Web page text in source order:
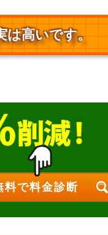
は高いです。